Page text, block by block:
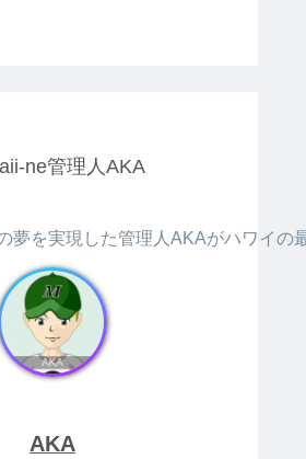
ne管理人AKA
夢を実現した管理人AKAがハワイの
AKA